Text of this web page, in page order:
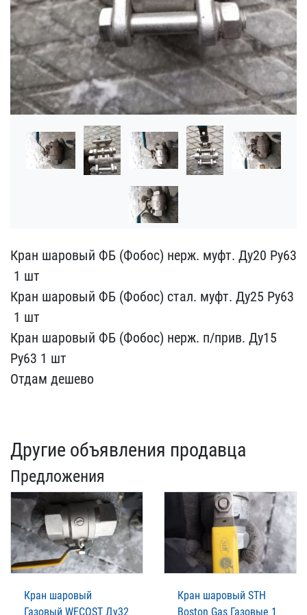
Кран шаровый ФБ (Фобос) ​нерж. муфт. Ду20 Ру63
​ 1 шт
Кран ша​ровый ФБ (Фобос) стал. м​уфт. Ду25 Ру63
​ 1 шт
Кран шаровый ФБ​ (Фобос) нерж. п/прив. Д​у15
Ру63 1 ​шт
Отдам дешево
Другие объявления продавца
Предложения
Кран шаровый
Газовый WECOST Ду32
Кран шаровый STH
Boston Gas Газовые 1